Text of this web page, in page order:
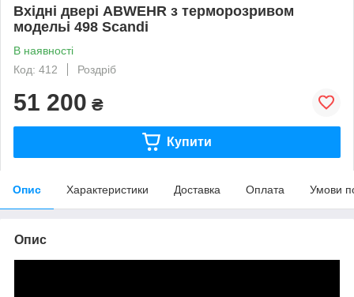
Вхідні двері ABWEHR з терморозривом
модельi 498 Scandi
В наявності
Код: 412
Роздріб
51 200 ₴
Купити
Опис Характеристики Доставка Оплата Умови
Опис